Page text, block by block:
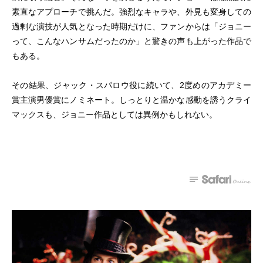
素直なアプローチで挑んだ。強烈なキャラや、外見も変身しての
過剰な演技が人気となった時期だけに、ファンからは「ジョニー
って、こんなハンサムだったのか」と驚きの声も上がった作品で
もある。
その結果、ジャック・スパロウ役に続いて、2度めのアカデミー
賞主演男優賞にノミネート。しっとりと温かな感動を誘うクライ
マックスも、ジョニー作品としては異例かもしれない。